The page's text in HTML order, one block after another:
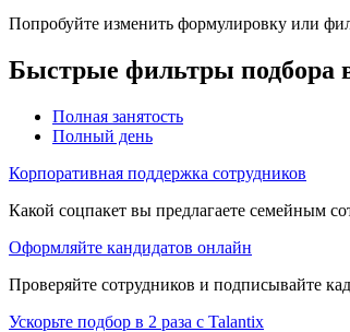
Попробуйте изменить формулировку или
Быстрые фильтры подбора
Полная занятость
Полный день
Корпоративная поддержка сотрудников
Какой соцпакет вы предлагаете семейным
Оформляйте кандидатов онлайн
Проверяйте сотрудников и подписывайте
Ускорьте подбор в 2 раза с Talantix